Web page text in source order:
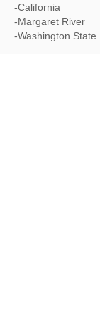
-California
-Margaret River
-Washington State